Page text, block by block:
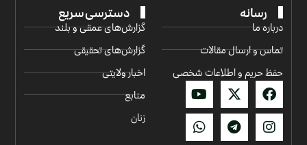
رسانه
درباره ما
تماس و ارسال مقالات
حفظ حریم و اطلاعات شخصی
دسترسی سریع
گزارش‌‌های عمقی و بلند
گزارش‌های تحقیقی
اخبار ولایتی
منابع
زنان